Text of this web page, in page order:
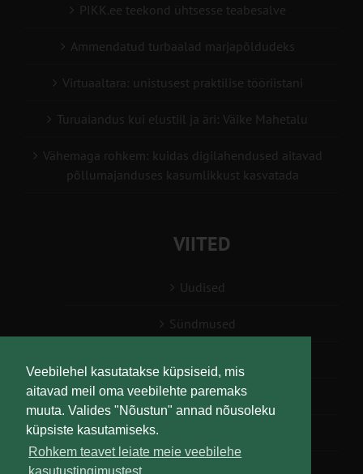
Veebilehel kasutatakse küpsiseid, mis
aitavad meil oma veebilehte paremaks
muuta. Valides "Nõustun" annad nõusoleku
küpsiste kasutamiseks.
Rohkem teavet leiate meie veebilehe
PIKK.ee teekond ühtsesse teabesalve
Ammendatud turbaalad marjapõldudeks
Virtuaaltara: unistusest praktilise tööriistani
Turuaiandus kui elustiil ja äri: Väike Mahetalu
Vähemaga rohkem: kuidas digilahendused aitavad
põllumajanduses kasumlikkust kasvatada
VIITED
Uudised
Sündmused
Teabesalv
Liitu uudiskirjaga